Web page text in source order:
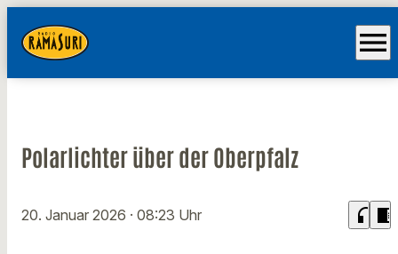
menu
Polarlichter über der Oberpfalz
20. Januar 2026 · 08:23 Uhr headphones chrome_reader_mode